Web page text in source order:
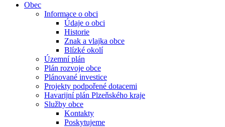
Obec
Informace o obci
Údaje o obci
Historie
Znak a vlajka obce
Blízké okolí
Územní plán
Plán rozvoje obce
Plánované investice
Projekty podpořené dotacemi
Havarijní plán Plzeňského kraje
Služby obce
Kontakty
Poskytujeme